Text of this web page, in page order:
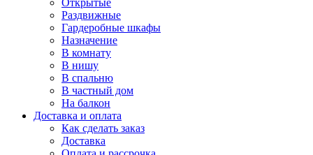
Открытые
Раздвижные
Гардеробные шкафы
Назначение
В комнату
В нишу
В спальню
В частный дом
На балкон
Доставка и оплата
Как сделать заказ
Доставка